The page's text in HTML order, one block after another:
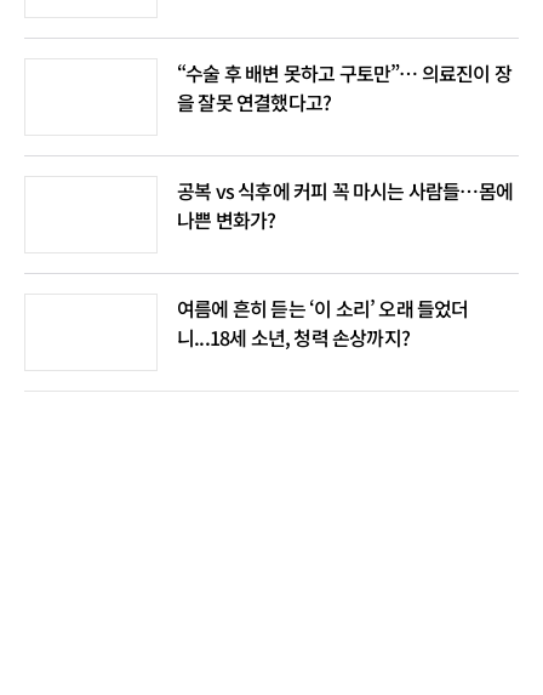
“수술 후 배변 못하고 구토만”… 의료진이 장
을 잘못 연결했다고?
공복 vs 식후에 커피 꼭 마시는 사람들…몸에
나쁜 변화가?
여름에 흔히 듣는 ‘이 소리’ 오래 들었더
니...18세 소년, 청력 손상까지?